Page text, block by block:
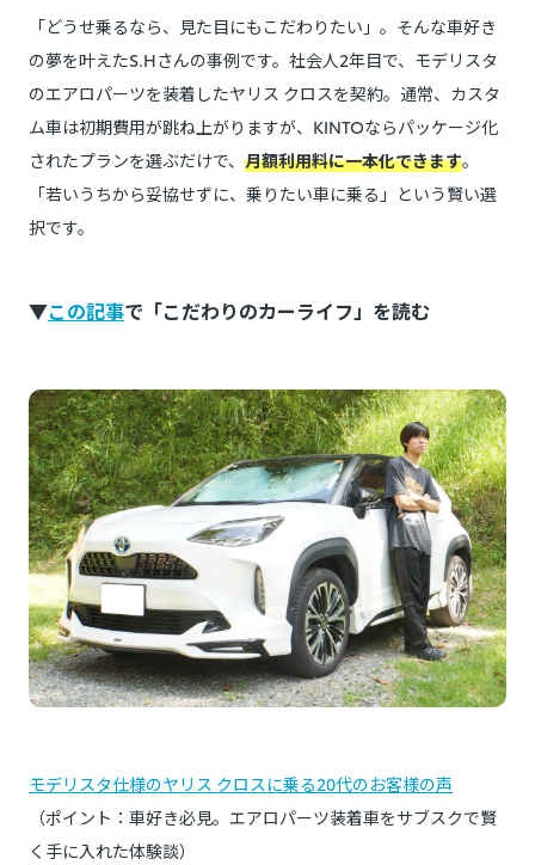
「どうせ乗るなら、見た目にもこだわりたい」。そんな車好き
の夢を叶えたS.Hさんの事例です。社会人2年目で、モデリスタ
のエアロパーツを装着したヤリス クロスを契約。通常、カスタ
ム車は初期費用が跳ね上がりますが、KINTOならパッケージ化
されたプランを選ぶだけで、 月額利用料に一本化できます。
「若いうちから妥協せずに、乗りたい車に乗る」という賢い選
択です。
▼この記事で「こだわりのカーライフ」を読む
モデリスタ仕様のヤリス クロスに乗る20代のお客様の声
（ポイント：車好き必見。エアロパーツ装着車をサブスクで賢
く手に入れた体験談）